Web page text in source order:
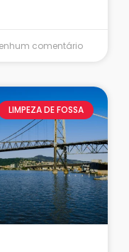
comentário
LIMPEZA DE FOSSA